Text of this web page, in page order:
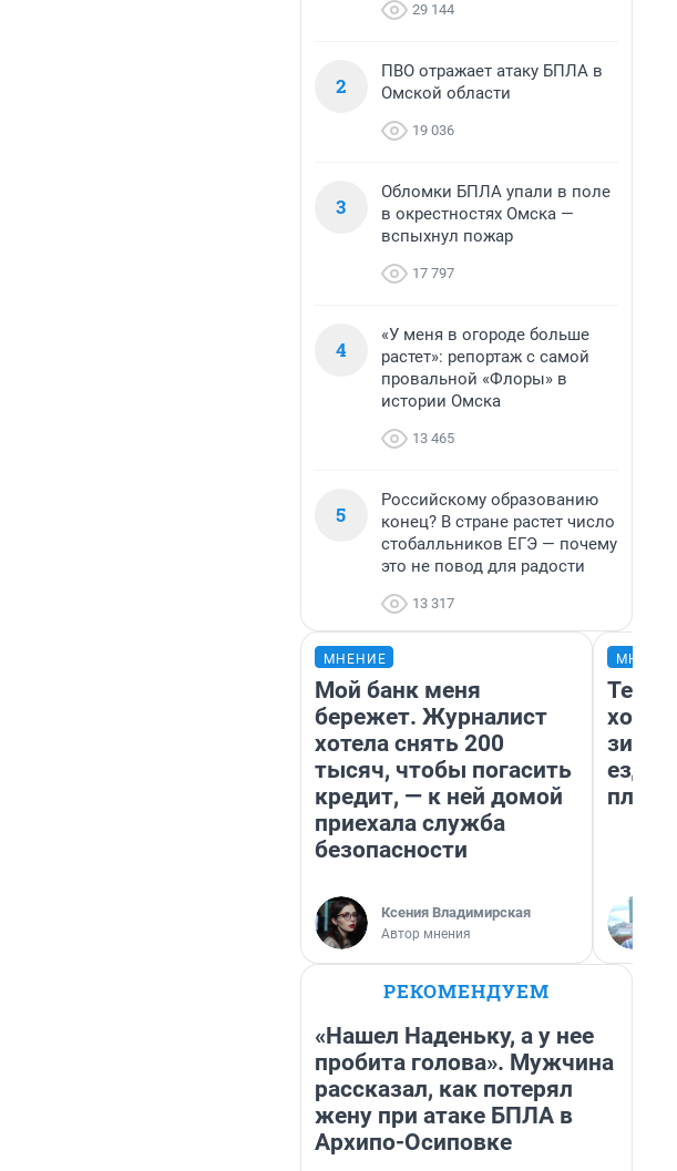
29 144
2
ПВО отражает атаку БПЛА в
Омской области
19 036
3
Обломки БПЛА упали в поле
в окрестностях Омска —
вспыхнул пожар
17 797
4
«У меня в огороде больше
растет»: репортаж с самой
провальной «Флоры» в
истории Омска
13 465
5
Российскому образованию
конец? В стране растет число
стобалльников ЕГЭ — почему
это не повод для радости
13 317
МНЕНИЕ
Мой банк меня
бережет. Журналист
хотела снять 200
тысяч, чтобы погасить
кредит, — к ней домой
приехала служба
безопасности
Ксения Владимирская
Автор мнения
ездит
РЕКОМЕНДУЕМ
«Нашел Наденьку, а у нее
пробита голова». Мужчина
рассказал, как потерял
жену при атаке БПЛА в
Архипо-Осиповке